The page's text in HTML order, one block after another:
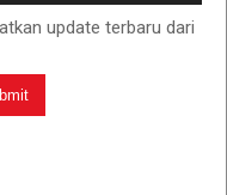
update terbaru dari